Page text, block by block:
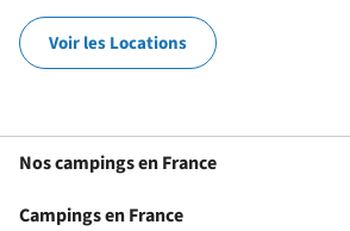
Voir les Locations
Nos campings en France
Campings en France